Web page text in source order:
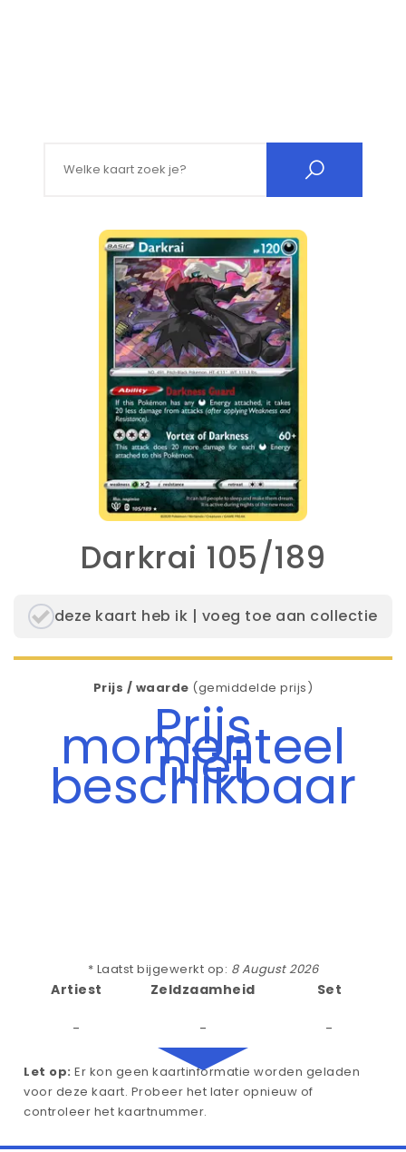
Darkrai 105/189
deze kaart heb ik | voeg toe aan collectie
Prijs / waarde (gemiddelde prijs)
Prijs
momenteel
niet
beschikbaar
* Laatst bijgewerkt op: 8 August 2026
Artiest
-
Zeldzaamheid
-
Set
-
Let op: Er kon geen kaartinformatie worden geladen
voor deze kaart. Probeer het later opnieuw of
controleer het kaartnummer.